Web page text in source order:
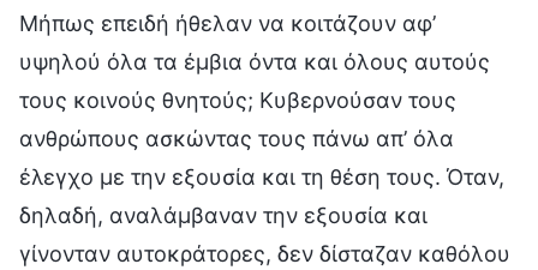
Μήπως επειδή ήθελαν να κοιτάζουν αφ’
υψηλού όλα τα έμβια όντα και όλους αυτούς
τους κοινούς θνητούς; Κυβερνούσαν τους
ανθρώπους ασκώντας τους πάνω απ’ όλα
έλεγχο με την εξουσία και τη θέση τους. Όταν,
δηλαδή, αναλάμβαναν την εξουσία και
γίνονταν αυτοκράτορες, δεν δίσταζαν καθόλου